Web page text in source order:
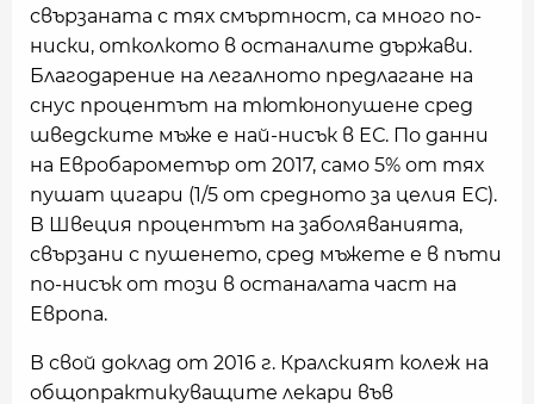
свързаната с тях смъртност, са много по-
ниски, отколкото в останалите държави.
Благодарение на легалното предлагане на
снус процентът на тютюнопушене сред
шведските мъже е най-нисък в ЕС. По данни
на Евробарометър от 2017, само 5% от тях
пушат цигари (1/5 от средното за целия ЕС).
В Швеция процентът на заболяванията,
свързани с пушенето, сред мъжете е в пъти
по-нисък от този в останалата част на
Европа.
В свой доклад от 2016 г. Кралският колеж на
общопрактикуващите лекари във